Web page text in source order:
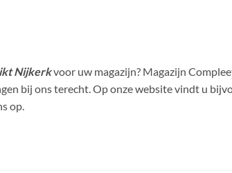
Nijkerkvoor uw magazijn? Magazijn
bij ons terecht. Op onze website vindt u
op.